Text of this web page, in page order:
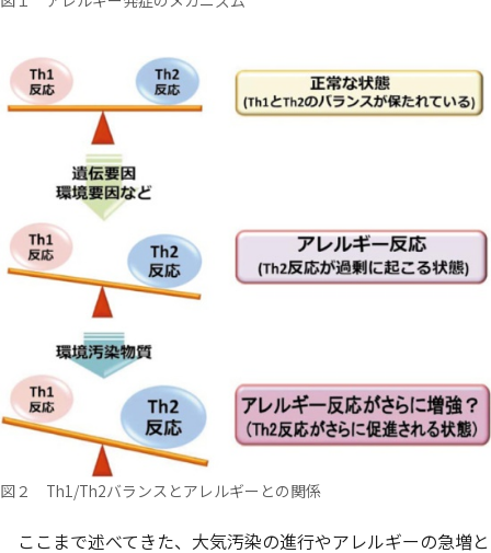
図２ Th1/Th2バランスとアレルギーとの関係
ここまで述べてきた、大気汚染の進行やアレルギーの急増と